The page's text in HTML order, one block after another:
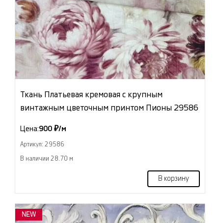
Ткань Платьевая кремовая с крупным
винтажным цветочным принтом Пионы 29586
Цена:900 ₽/м
Артикул: 29586
В наличии 28.70 м
В корзину
NEW